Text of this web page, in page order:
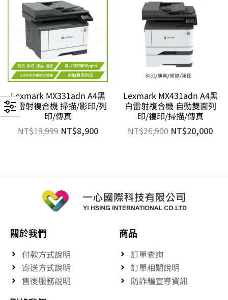
Lexmark MX331adn A4黑
白雷射複合機 掃描/影印/列
印/傳真
NT$19,999 NT$8,900
Lexmark MX431adn A4黑
白雷射複合機 自動雙面列
印/複印/掃描/傳真
NT$26,900 NT$20,000
關於我們
付款方式說明
寄送方式說明
售後服務說明
商品
訂單查詢
訂單相關說明
防詐騙宣導資訊